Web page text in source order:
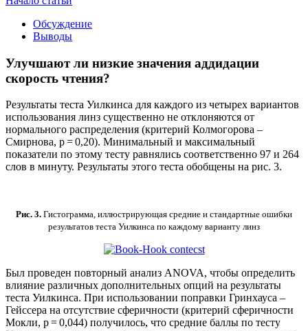
Обсуждение
Выводы
Улучшают ли низкие значения аддидации
скорость чтения?
Результаты теста Уилкинса для каждого из четырех вариантов
использования линз существенно не отклоняются от
нормального распределения (критерий Колмогорова –
Смирнова, p = 0,20). Минимальный и максимальный
показатели по этому тесту равнялись соответственно 97 и 264
слов в минуту. Результаты этого теста обобщены на рис. 3.
Рис. 3. Гистограмма, иллюстрирующая средние и стандартные ошибки
результатов теста Уилкинса по каждому варианту линз
Был проведен повторный анализ ANOVA, чтобы определить
влияние различных дополнительных опций на результаты
теста Уилкинса. При использовании поправки Гринхауса –
Гейссера на отсутствие сферичности (критерий сферичности
Мокли, p = 0,044) получилось, что средние баллы по тесту